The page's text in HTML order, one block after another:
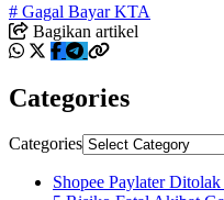
# Gagal Bayar KTA
Bagikan artikel
Categories
Categories
Shopee Paylater